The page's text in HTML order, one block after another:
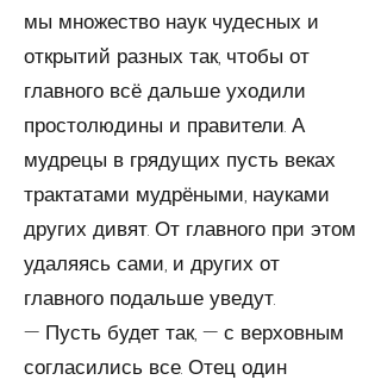
мы множество наук чудесных и
открытий разных так, чтобы от
главного всё дальше ухо­дили
простолюдины и правители. А
мудрецы в грядущих пусть веках
трактатами мудрёными, науками
других ди­вят. От главного при этом
удаляясь сами, и других от
главного подальше уведут.
— Пусть будет так, — с верховным
согласились все. Отец один